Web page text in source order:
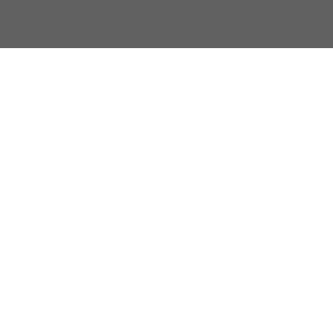
réglementations. Personnalisez vos préférences pour